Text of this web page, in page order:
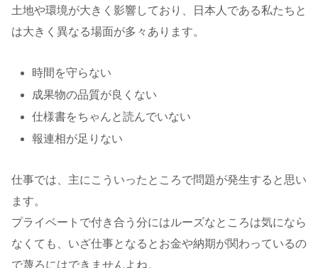
土地や環境が大きく影響しており、日本人である私たちと
は大きく異なる場面が多々あります。
時間を守らない
成果物の品質が良くない
仕様書をちゃんと読んでいない
報連相が足りない
仕事では、主にこういったところで問題が発生すると思い
ます。
プライベートで付き合う分にはルーズなところは気になら
なくても、いざ仕事となるとお金や納期が関わっているの
で蔑ろにはできませんよね。